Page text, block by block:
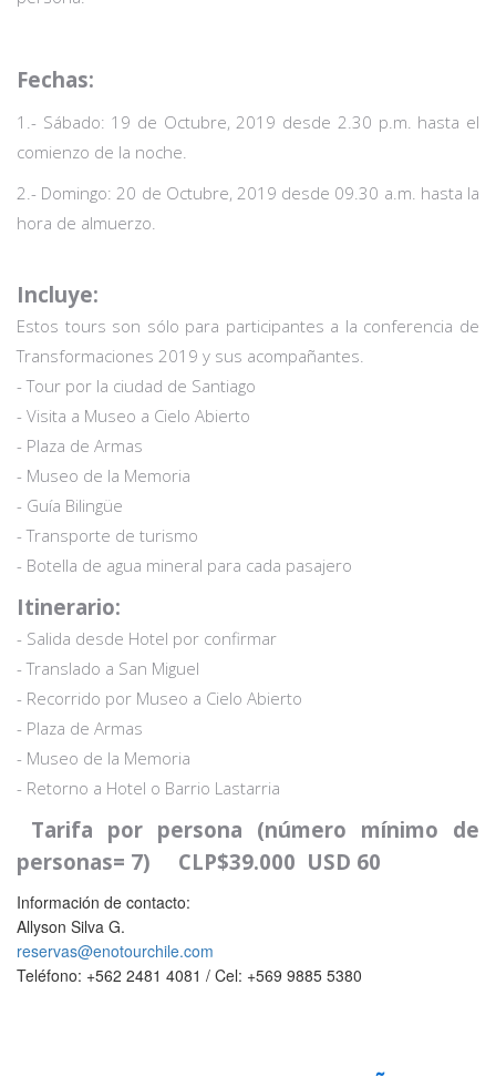
Fechas:
1.- Sábado: 19 de Octubre, 2019 desde 2.30 p.m. hasta el
comienzo de la noche.
2.- Domingo: 20 de Octubre, 2019 desde 09.30 a.m. hasta la
hora de almuerzo.
Incluye:
Estos tours son sólo para participantes a la conferencia de
Transformaciones 2019 y sus acompañantes.
- Tour por la ciudad de Santiago
- Visita a Museo a Cielo Abierto
- Plaza de Armas
- Museo de la Memoria
- Guía Bilingüe
- Transporte de turismo
- Botella de agua mineral para cada pasajero
Itinerario:
- Salida desde Hotel por confirmar
- Translado a San Miguel
- Recorrido por Museo a Cielo Abierto
- Plaza de Armas
- Museo de la Memoria
- Retorno a Hotel o Barrio Lastarria
Tarifa por persona (número mínimo de
personas= 7) CLP$39.000 USD 60
Información de contacto:
Allyson Silva G.
reservas@enotourchile.com
Teléfono: +562 2481 4081 / Cel: +569 9885 5380